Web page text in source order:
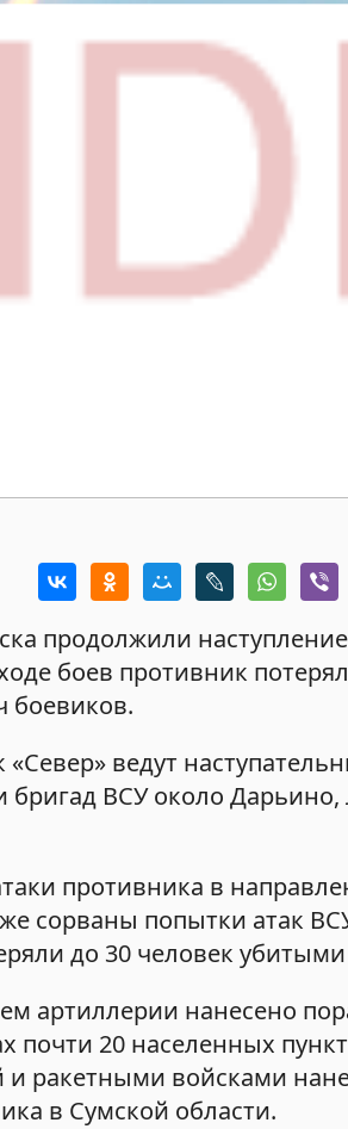
продолжили
боев противник
боевиков.
ведут
ВСУ около
противника в
сорваны попытки атак
до 30 человек
артиллерии нанесено
почти 20 населенных
и ракетными войсками
в Сумской области.